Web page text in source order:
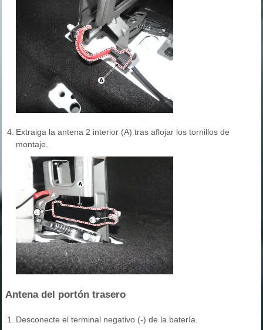
4. Extraiga la antena 2 interior (A) tras aflojar los tornillos de
montaje.
Antena del portón trasero
1. Desconecte el terminal negativo (-) de la batería.